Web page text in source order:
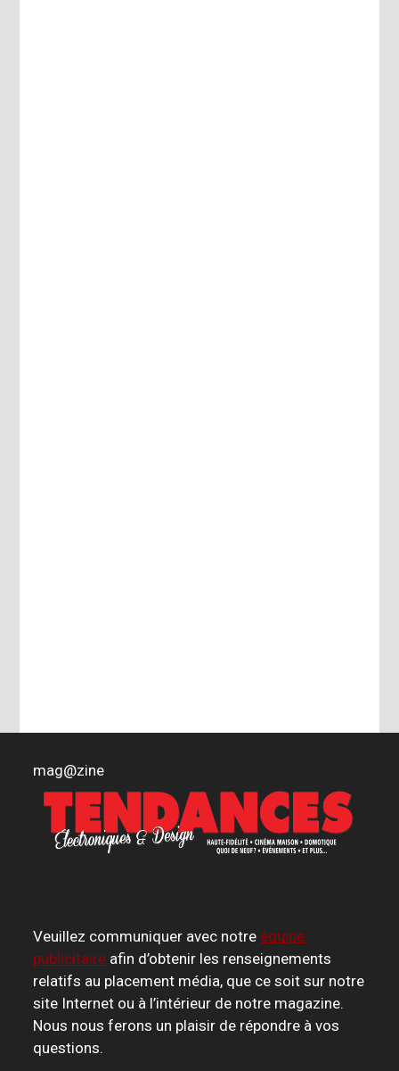
mag@zine
Veuillez communiquer avec notre équipe
publicitaire afin d’obtenir les renseignements
relatifs au placement média, que ce soit sur notre
site Internet ou à l’intérieur de notre magazine.
Nous nous ferons un plaisir de répondre à vos
questions.